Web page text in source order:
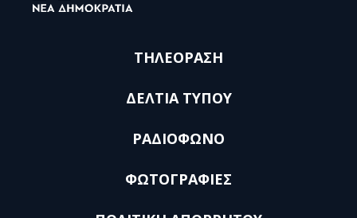
ΤΗΛΕΟΡΑΣΗ
ΔΕΛΤΙΑ ΤΥΠΟΥ
ΡΑΔΙΟΦΩΝΟ
ΦΩΤΟΓΡΑΦΙΕΣ